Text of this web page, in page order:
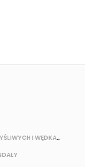
OBUWIE DLA MYŚLIWYCH I WĘDKARZY